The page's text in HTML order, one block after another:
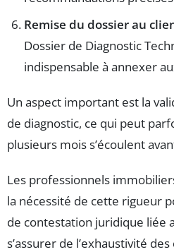
Remise du dossier au
Dossier de Diagnostic
indispensable à annexer
Un aspect important est la
de diagnostic, ce qui peut
plusieurs mois s’écoulent
Les professionnels
la nécessité de cette rigueur
de contestation juridique liée
s’assurer de l’exhaustivité